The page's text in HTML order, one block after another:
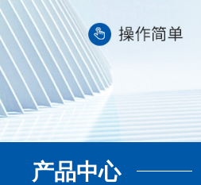
查看更多
产品中心